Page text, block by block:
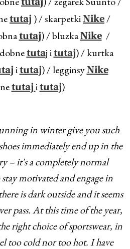
tutaj
tutaj ) / skarpetkiNike /
tutaj) / bluzkaNike/
tutaj itutaj) / kurtka
itutaj) / legginsy Nike
tutaj itutaj)
in winter give you such
immediately end up in the
– it's a completely normal
motivated and engage in
is dark outside and it seems
pass. At this time of the year,
right choice of sportswear, in
too cold nor too hot. I have